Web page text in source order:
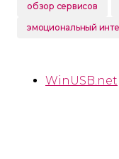
обзор сервисов
эмоциональный
WinUSB.net